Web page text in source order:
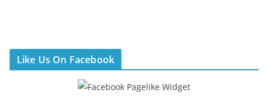
Like Us On Facebook